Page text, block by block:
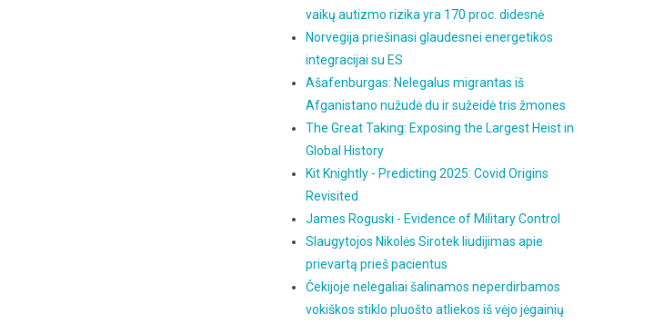
vaikų autizmo rizika yra 170 proc. didesnė
Norvegija priešinasi glaudesnei energetikos
integracijai su ES
Ašafenburgas: Nelegalus migrantas iš
Afganistano nužudė du ir sužeidė tris žmones
The Great Taking: Exposing the Largest Heist in
Global History
Kit Knightly - Predicting 2025: Covid Origins
Revisited
James Roguski - Evidence of Military Control
Slaugytojos Nikolės Sirotek liudijimas apie
prievartą prieš pacientus
Čekijoje nelegaliai šalinamos neperdirbamos
vokiškos stiklo pluošto atliekos iš vėjo jėgainių